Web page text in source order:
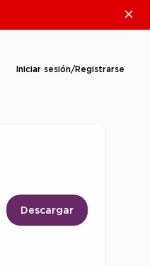
Iniciar sesión/Registrarse
Descargar